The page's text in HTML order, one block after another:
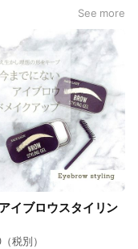
ｬﾝｾﾙ料をお支払いいただ
と、ご希望のデザインを
ない場合がありお断りさ
場合もございます。 何卒
ご協力の程よろしくお願
。 皆さまのご来
りお待ちしております。
せんのでご了承く
。マスクをご持参
ご了承ください。
れてからメイクを
越し下さい。
ません。
発生させ、それを皮
トメントです。超音
の組織にはダメージ
にのみダメージを当
メントを受ける事
See more
イブロウスタイリン
税別）